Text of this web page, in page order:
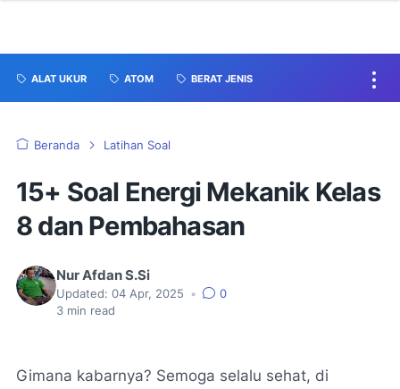
ALAT UKUR ATOM BERAT JENIS
Beranda Latihan Soal
15+ Soal Energi Mekanik Kelas
8 dan Pembahasan
Nur Afdan S.Si
Updated: 04 Apr, 2025 •
0
3 min read
Gimana kabarnya? Semoga selalu sehat, di